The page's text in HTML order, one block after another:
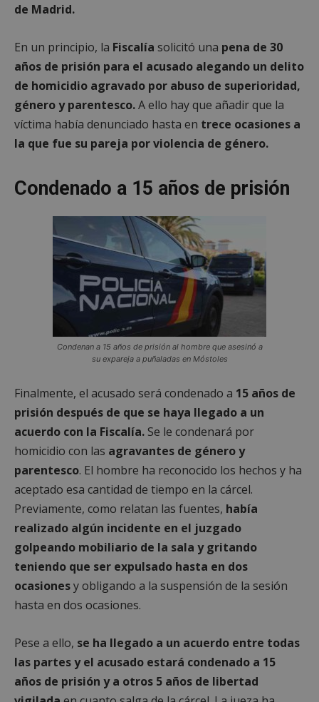
de Madrid.
En un principio, la Fiscalía solicitó una pena de 30
años de prisión para el acusado alegando un delito
de homicidio agravado por abuso de superioridad,
género y parentesco.A ello hay que añadir que la
víctima había denunciado hasta en trece ocasiones a
la que fue su pareja por violencia de género.
Condenado a 15 años de prisión
Condenan a 15 años de prisión al hombre que asesinó a
su expareja a puñaladas en Móstoles
Finalmente, el acusado será condenado a 15 años de
prisión después de que se haya llegado a un
acuerdo con la Fiscalía. Se le condenará por
homicidio con las agravantes de género y
parentesco. El hombre ha reconocido los hechos y ha
aceptado esa cantidad de tiempo en la cárcel.
Previamente, como relatan las fuentes, había
realizado algún incidente en el juzgado
golpeando mobiliario de la sala y gritando
teniendo que ser expulsado hasta en dos
ocasionesy obligando a la suspensión de la sesión
hasta en dos ocasiones.
Pese a ello, se ha llegado a un acuerdo entre todas
las partes y el acusado estará condenado a 15
años de prisión y a otros 5 años de libertad